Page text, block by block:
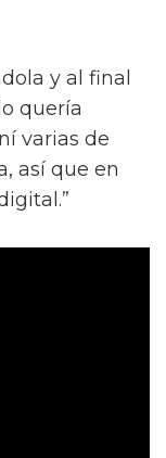
y al final
quería
varias de
así que en